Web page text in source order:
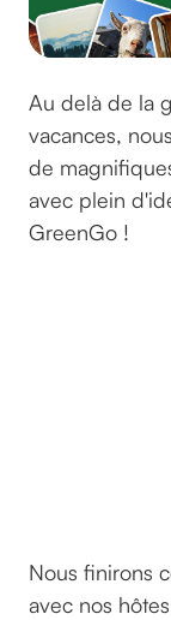
Au delà de la
vacances,
de
avec plein
GreenGo !
Nous finirons
avec nos